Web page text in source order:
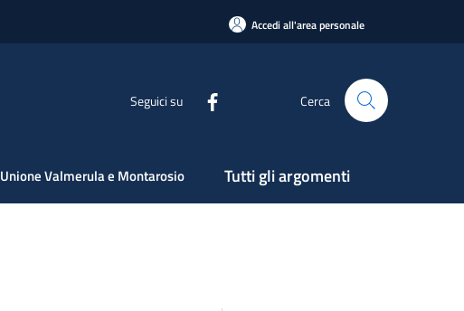
Accedi all'area personale
Seguici su Cerca
Unione Valmerula e Montarosio Tutti gli argomenti